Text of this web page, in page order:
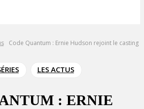
Code Quantum : Ernie Hudson rejoint le casting
LES ACTUS
: ERNIE